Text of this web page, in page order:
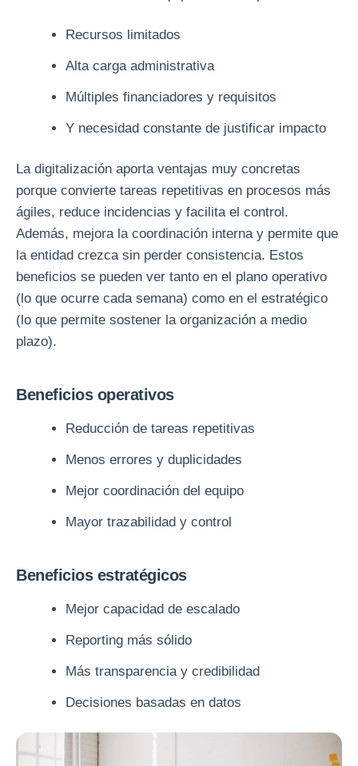
Recursos limitados
Alta carga administrativa
Múltiples financiadores y requisitos
Y necesidad constante de justificar impacto
La digitalización aporta ventajas muy concretas
porque convierte tareas repetitivas en procesos más
ágiles, reduce incidencias y facilita el control.
Además, mejora la coordinación interna y permite que
la entidad crezca sin perder consistencia. Estos
beneficios se pueden ver tanto en el plano operativo
(lo que ocurre cada semana) como en el estratégico
(lo que permite sostener la organización a medio
plazo).
Beneficios operativos
Reducción de tareas repetitivas
Menos errores y duplicidades
Mejor coordinación del equipo
Mayor trazabilidad y control
Beneficios estratégicos
Mejor capacidad de escalado
Reporting más sólido
Más transparencia y credibilidad
Decisiones basadas en datos